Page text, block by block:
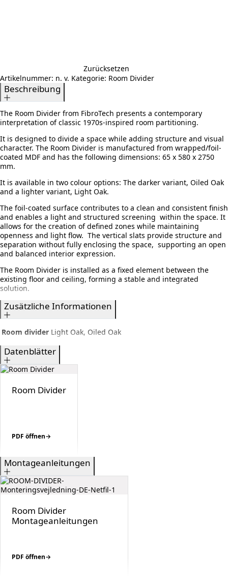
Zurücksetzen
Artikelnummer: n. v. Kategorie: Room Divider
Beschreibung
The Room Divider from FibroTech presents a contemporary
interpretation of classic 1970s-inspired room partitioning.
It is designed to divide a space while adding structure and visual
character. The Room Divider is manufactured from wrapped/foil-
coated MDF and has the following dimensions: 65 x 580 x 2750
mm.
It is available in two colour options: The darker variant, Oiled Oak
and a lighter variant, Light Oak.
The foil-coated surface contributes to a clean and consistent finish
and enables a light and structured screening within the space. It
allows for the creation of defined zones while maintaining
openness and light flow. The vertical slats provide structure and
separation without fully enclosing the space, supporting an open
and balanced interior expression.
The Room Divider is installed as a fixed element between the
existing floor and ceiling, forming a stable and integrated
solution.
Zusätzliche Informationen
Room divider Light Oak, Oiled Oak
Datenblätter
Room Divider
PDF öffnen
Montageanleitungen
Room Divider
Montageanleitungen
PDF öffnen